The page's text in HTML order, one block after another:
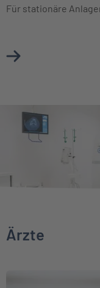
Für stationäre
Mehr über
Ärzte